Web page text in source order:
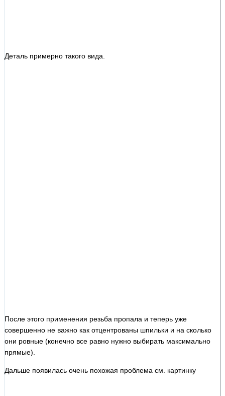
Деталь примерно такого вида.
После этого применения резьба пропала и теперь уже
совершенно не важно как отцентрованы шпильки и на сколько
они ровные (конечно все равно нужно выбирать максимально
прямые).
Дальше появилась очень похожая проблема см. картинку